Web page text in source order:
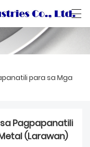
Català
para sa Mga
Pagpapanatili
(Larawan)